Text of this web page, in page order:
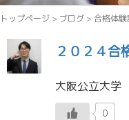
トップページ > ブログ > 合格体験
２０２４
0